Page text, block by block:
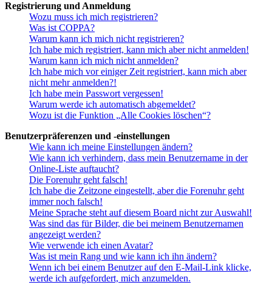
Registrierung und Anmeldung
Wozu muss ich mich registrieren?
Was ist COPPA?
Warum kann ich mich nicht registrieren?
Ich habe mich registriert, kann mich aber nicht anmelden!
Warum kann ich mich nicht anmelden?
Ich habe mich vor einiger Zeit registriert, kann mich aber
nicht mehr anmelden?!
Ich habe mein Passwort vergessen!
Warum werde ich automatisch abgemeldet?
Wozu ist die Funktion „Alle Cookies löschen“?
Benutzerpräferenzen und -einstellungen
Wie kann ich meine Einstellungen ändern?
Wie kann ich verhindern, dass mein Benutzername in der
Online-Liste auftaucht?
Die Forenuhr geht falsch!
Ich habe die Zeitzone eingestellt, aber die Forenuhr geht
immer noch falsch!
Meine Sprache steht auf diesem Board nicht zur Auswahl!
Was sind das für Bilder, die bei meinem Benutzernamen
angezeigt werden?
Wie verwende ich einen Avatar?
Was ist mein Rang und wie kann ich ihn ändern?
Wenn ich bei einem Benutzer auf den E-Mail-Link klicke,
werde ich aufgefordert, mich anzumelden.